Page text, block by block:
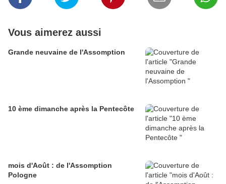
Vous aimerez aussi
Grande neuvaine de l'Assomption
10 ème dimanche après la Pentecôte
mois d'Août : de l'Assomption
Pologne